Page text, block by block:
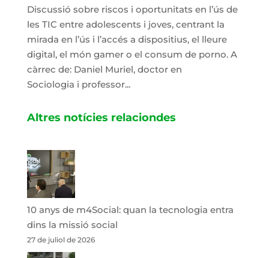
Discussió sobre riscos i oportunitats en l’ús de
les TIC entre adolescents i joves, centrant la
mirada en l’ús i l’accés a dispositius, el lleure
digital, el món gamer o el consum de porno. A
càrrec de: Daniel Muriel, doctor en
Sociologia i professor...
Altres notícies relaciondes
10 anys de m4Social: quan la tecnologia entra
dins la missió social
27 de juliol de 2026